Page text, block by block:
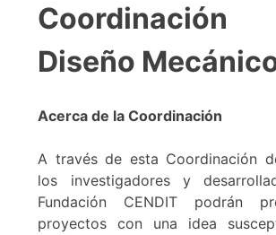
Diseño
Acerca de la Coordinación
A través de esta Coordinación
los investigadores y
Fundación CENDIT podrán
proyectos con una idea